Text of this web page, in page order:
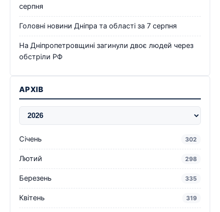
серпня
Головні новини Дніпра та області за 7 серпня
На Дніпропетровщині загинули двоє людей через
обстріли РФ
АРХІВ
Січень 302
Лютий 298
Березень 335
Квітень 319